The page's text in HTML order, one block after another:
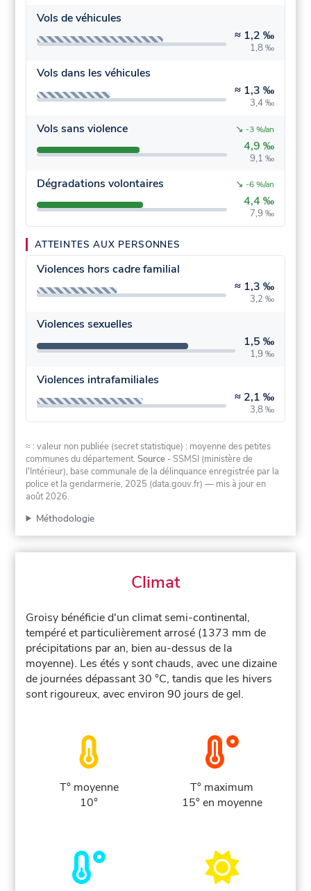
Vols de véhicules
≈ 1,2 ‰
1,8 ‰
Vols dans les véhicules
≈ 1,3 ‰
3,4 ‰
Vols sans violence
4,9 ‰
9,1 ‰
↘ -3 %/an
Dégradations volontaires
4,4 ‰
7,9 ‰
↘ -6 %/an
ATTEINTES AUX PERSONNES
Violences hors cadre familial
≈ 1,3 ‰
3,2 ‰
Violences sexuelles
1,5 ‰
1,9 ‰
Violences intrafamiliales
≈ 2,1 ‰
3,8 ‰
≈ : valeur non publiée (secret statistique) : moyenne des petites
communes du département.Source - SSMSI (ministère de
l'Intérieur), base communale de la délinquance enregistrée par la
police et la gendarmerie, 2025 (data.gouv.fr) — mis à jour en
août 2026.
Méthodologie
Climat
Groisy bénéficie d'un climat semi-continental,
tempéré et particulièrement arrosé (1373 mm de
précipitations par an, bien au-dessus de la
moyenne). Les étés y sont chauds, avec une dizaine
de journées dépassant 30 °C, tandis que les hivers
sont rigoureux, avec environ 90 jours de gel.
T° moyenne
10°
T° maximum
15° en moyenne